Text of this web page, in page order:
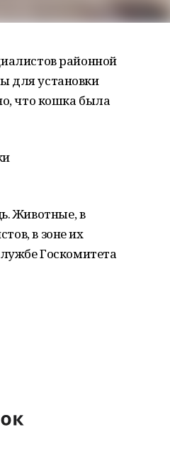
районной
для установки
что кошка была
Животные, в
в зоне их
Госкомитета